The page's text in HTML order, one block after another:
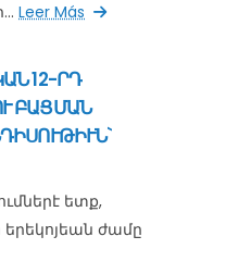
Leer Más
12-ՐԴ
ԲԱՑՄԱՆ
ետք,
երեկոյեան ժամը